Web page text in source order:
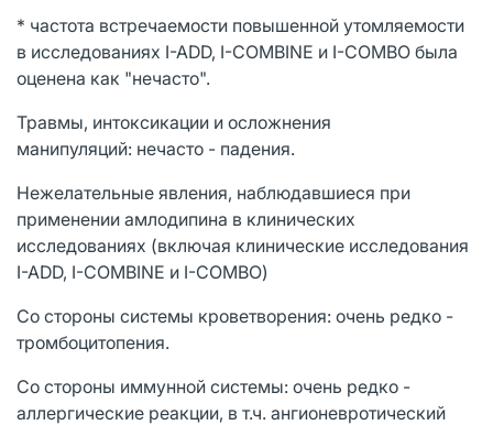
* частота встречаемости повышенной утомляемости
в исследованиях I-ADD, I-COMBINE и I-COMBO была
оценена как "нечасто".
Травмы, интоксикации и осложнения
манипуляций: нечасто - падения.
Нежелательные явления, наблюдавшиеся при
применении амлодипина в клинических
исследованиях (включая клинические исследования
I-ADD, I-COMBINE и I-COMBO)
Со стороны системы кроветворения: очень редко -
тромбоцитопения.
Со стороны иммунной системы: очень редко -
аллергические реакции, в т.ч. ангионевротический